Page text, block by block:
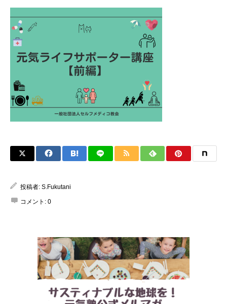
投稿者: S.Fukutani
コメント: 0